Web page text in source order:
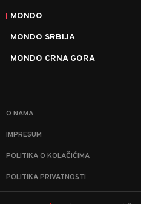
MONDO
MONDO SRBIJA
MONDO CRNA GORA
O NAMA
IMPRESUM
POLITIKA O KOLAČIĆIMA
POLITIKA PRIVATNOSTI